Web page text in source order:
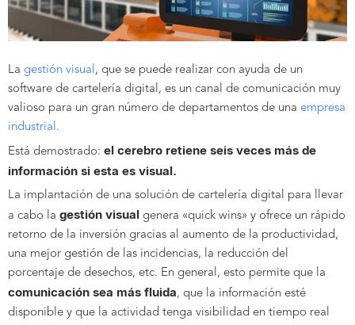
La gestión visual, que se puede realizar con ayuda de un
software de cartelería digital, es un canal de comunicación muy
valioso para un gran número de departamentos de una empresa
industrial.
Está demostrado: el cerebro retiene seis veces más de
información si esta es visual.
La implantación de una solución de cartelería digital para llevar
a cabo la gestión visual genera «quick wins» y ofrece un rápido
retorno de la inversión gracias al aumento de la productividad,
una mejor gestión de las incidencias, la reducción del
porcentaje de desechos, etc. En general, esto permite que la
comunicación sea más fluida, que la información esté
disponible y que la actividad tenga visibilidad en tiempo real